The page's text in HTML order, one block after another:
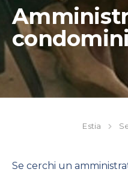
Estia
Se cerchi un